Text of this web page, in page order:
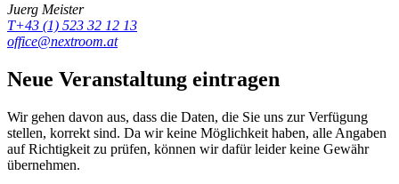
Juerg Meister
T+43 (1) 523 32 12 13
office@nextroom.at
Neue Veranstaltung eintragen
Wir gehen davon aus, dass die Daten, die Sie uns zur Verfügung
stellen, korrekt sind. Da wir keine Möglichkeit haben, alle Angaben
auf Richtigkeit zu prüfen, können wir dafür leider keine Gewähr
übernehmen.